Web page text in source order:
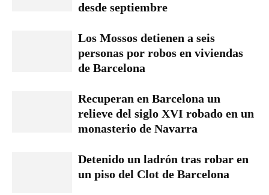
desde septiembre
Los Mossos detienen a seis
personas por robos en viviendas
de Barcelona
Recuperan en Barcelona un
relieve del siglo XVI robado en un
monasterio de Navarra
Detenido un ladrón tras robar en
un piso del Clot de Barcelona